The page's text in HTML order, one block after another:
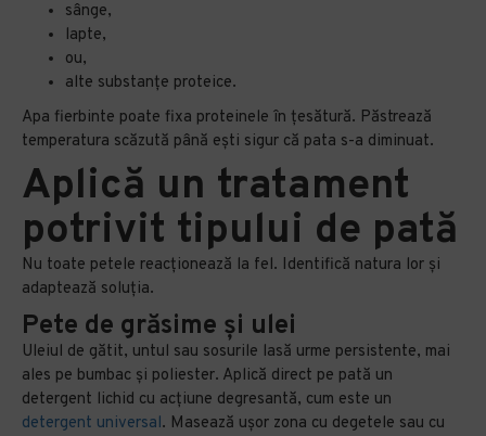
sânge,
lapte,
ou,
alte substanțe proteice.
Apa fierbinte poate fixa proteinele în țesătură. Păstrează
temperatura scăzută până ești sigur că pata s-a diminuat.
Aplică un tratament
potrivit tipului de pată
Nu toate petele reacționează la fel. Identifică natura lor și
adaptează soluția.
Pete de grăsime și ulei
Uleiul de gătit, untul sau sosurile lasă urme persistente, mai
ales pe bumbac și poliester. Aplică direct pe pată un
detergent lichid cu acțiune degresantă, cum este un
detergent universal. Masează ușor zona cu degetele sau cu